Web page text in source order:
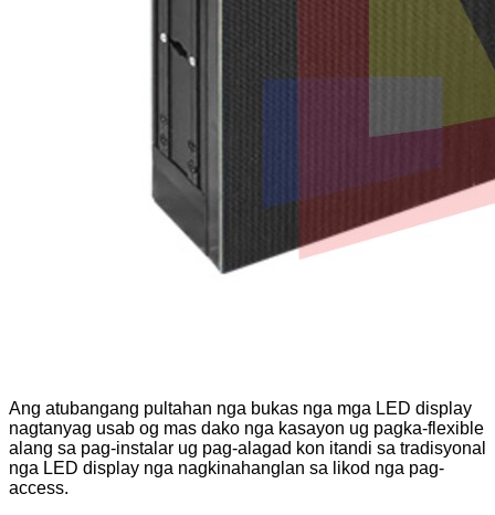
Ang atubangang pultahan nga bukas nga mga LED display
nagtanyag usab og mas dako nga kasayon ​​​​ug pagka-flexible
alang sa pag-instalar ug pag-alagad kon itandi sa tradisyonal
nga LED display nga nagkinahanglan sa likod nga pag-
access.